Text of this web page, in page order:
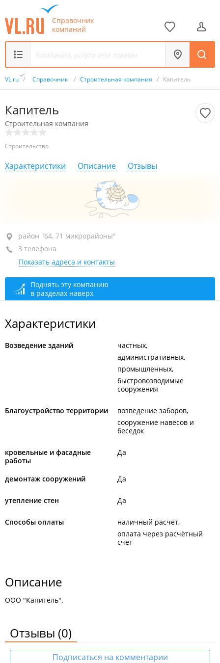
Справочник
компаний
VL.ru / Справочник / Строительная компания / Капитель
Капитель
Строительная компания
Строительство
Характеристики Описание Отзывы
район "64, 71 микрорайоны", ул. Нейбута, 135 стр. 2
+7 (423) 207-78-88
+7 (423) 267-88-55
+7 902 481-88-55
сегодня закрыто
район "64, 71 микрорайоны"
3 телефона
Показать адреса и контакты
Поднять эту компанию
в разделах наверх
Характеристики
Возведение зданий
частных
административных
промышленных
быстровозводимые
сооружения
Благоустройство территории
возведение заборов
сооружение навесов и
беседок
кровельные и фасадные
работы
Да
демонтаж сооружений Да
утепление стен Да
Способы оплаты
наличный расчёт
оплата через расчётный
счёт
Описание
ООО "Капитель".
Отзывы (0)
Подписаться на комментарии